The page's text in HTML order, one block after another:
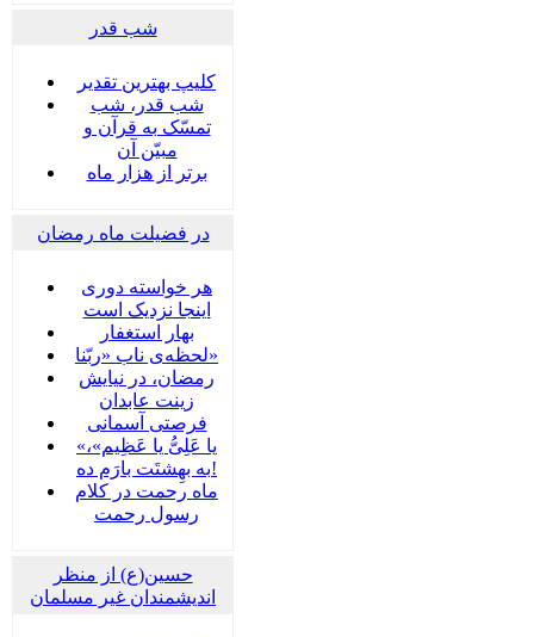
شب قدر
کلیپ بهترین تقدیر
شب قدر، شب
تمسّک به قرآن و
مبیّن آن
برتر از هزار ماه
در فضیلت ماه رمضان
هر خواسته دوری
اینجا نزدیک است
بهار استغفار
لحظه‌ی ناب «ربّنا»
رمضان، در نیایش
زینت عابدان
فرصتی آسمانی
«یا عَلِیُّ یا عَظِیم»،
به بهِشتَت بارَم ده!
ماه رحمت در کلام
رسول رحمت
حسین(ع) از منظر
اندیشمندان غیر مسلمان